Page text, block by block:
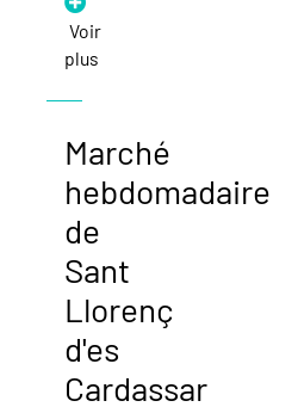
Voir
plus
Marché
hebdomadaire
de
Sant
Llorenç
d'es
Cardassar